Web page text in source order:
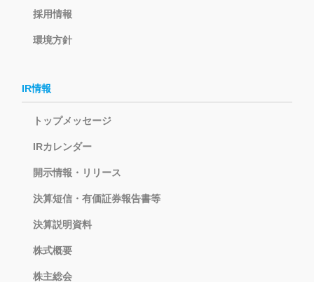
採用情報
環境方針
IR情報
トップメッセージ
IRカレンダー
開示情報・リリース
決算短信・有価証券報告書等
決算説明資料
株式概要
株主総会